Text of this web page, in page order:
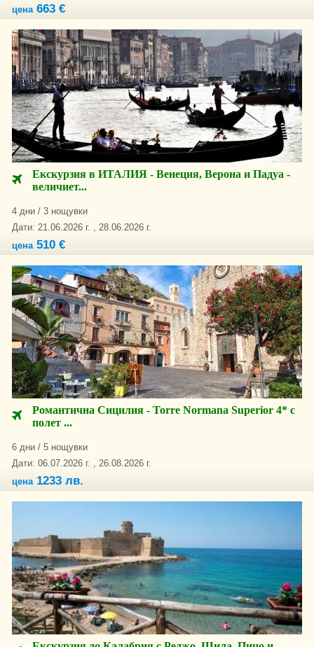
цена663 €
Екскурзия в ИТАЛИЯ - Венеция, Верона и Падуа -
величиет...
4 дни / 3 нощувки
Дати: 21.06.2026 г. , 28.06.2026 г.
цена510 €
Романтична Сицилия - Torre Normana Superior 4* с
полет ...
6 дни / 5 нощувки
Дати: 06.07.2026 г. , 26.08.2026 г.
цена1233 лв.